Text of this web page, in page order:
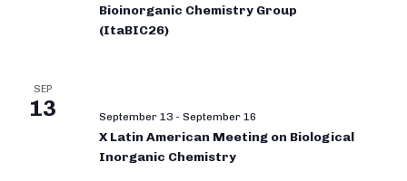
Bioinorganic Chemistry Group
(ItaBIC26)
SEP
13 September 13 - September 16
X Latin American Meeting on Biological
Inorganic Chemistry